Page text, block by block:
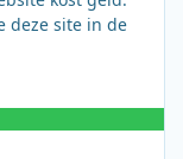
deze site in de